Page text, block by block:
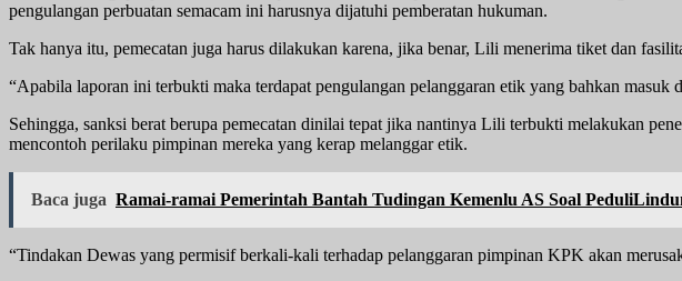
pengulangan perbuatan semacam ini harusnya dijatuhi pemberatan hukuman.
Tak hanya itu, pemecatan juga harus dilakukan karena, jika benar, Lili menerima tiket dan
“Apabila laporan ini terbukti maka terdapat pengulangan pelanggaran etik yang bahkan
Sehingga, sanksi berat berupa pemecatan dinilai tepat jika nantinya Lili terbukti melakukan
mencontoh perilaku pimpinan mereka yang kerap melanggar etik.
Baca juga Ramai-ramai Pemerintah Bantah Tudingan Kemenlu AS Soal
“Tindakan Dewas yang permisif berkali-kali terhadap pelanggaran pimpinan KPK akan